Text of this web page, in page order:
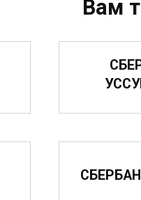
Вам